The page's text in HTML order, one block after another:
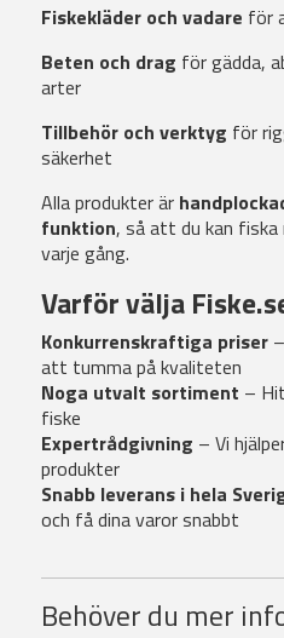
Fiskekläder och vadare för
Beten och drag för gädda,
arter
Tillbehör och verktyg för
säkerhet
Alla produkter är
funktion, så att du kan
varje gång.
Varför välja
Konkurrenskraftiga priser
att tumma på kvaliteten
Noga utvalt sortiment –
fiske
Expertrådgivning – Vi
produkter
Snabb leverans i hela
och få dina varor snabbt
Behöver du mer